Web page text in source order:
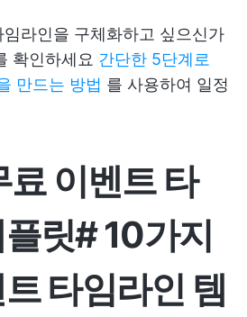
임라인을 구체화하고 싶으신가
확인하세요 간단한 5단계로
만드는 방법 를 사용하여 일정
이벤트 타
릿#10가지
타임라인 템